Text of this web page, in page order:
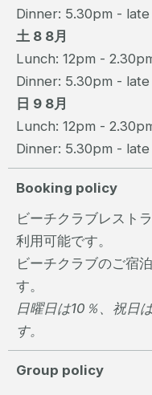
Dinner: 5.30pm - late
土 8 8月
Lunch: 12pm -
Dinner: 5.30pm - late
日 9 8月
Lunch: 12pm -
Dinner: 5.30pm - late
Booking policy
ビーチクラブレスト
利用可能です。
ビーチクラブのご宿
す。
日曜日は10％、祝日
す。
Group policy